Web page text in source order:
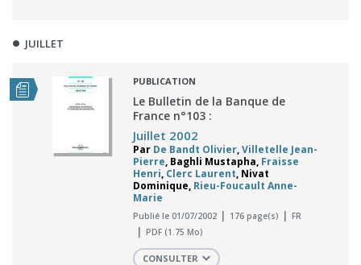
JUILLET
PUBLICATION
Le Bulletin de la Banque de
France n°103 :
Juillet 2002
Par De Bandt Olivier,Villetelle Jean-
Pierre, Baghli Mustapha, Fraisse
Henri, Clerc Laurent, Nivat
Dominique, Rieu-Foucault Anne-
Marie
Publié le 01/07/2002 176 page(s)
FR
PDF (1.75 Mo)
CONSULTER